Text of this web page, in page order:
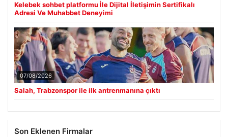
Kelebek sohbet platformu İle Dijital İletişimin Sertifikalı
Adresi Ve Muhabbet Deneyimi
07/08/2026
Salah, Trabzonspor ile ilk antrenmanına çıktı
Son Eklenen Firmalar